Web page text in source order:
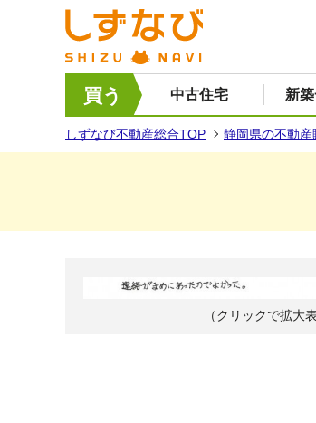
買う 中古住宅 新
しずなび不動産総合TOP 静岡県の不動産
（クリックで拡大表